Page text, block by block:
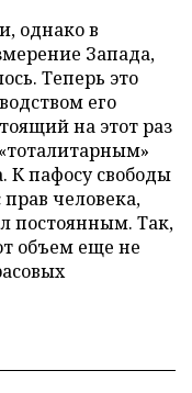
однако в
Запада,
Теперь это
его
на этот раз
К пафосу свободы
человека,
постоянным. Так,
объем еще не